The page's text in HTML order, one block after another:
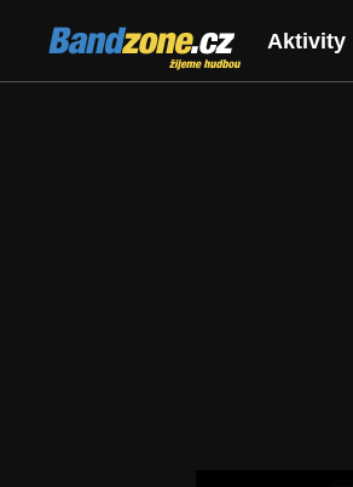
Bandzone.cz
žijeme hudbou
Aktivity